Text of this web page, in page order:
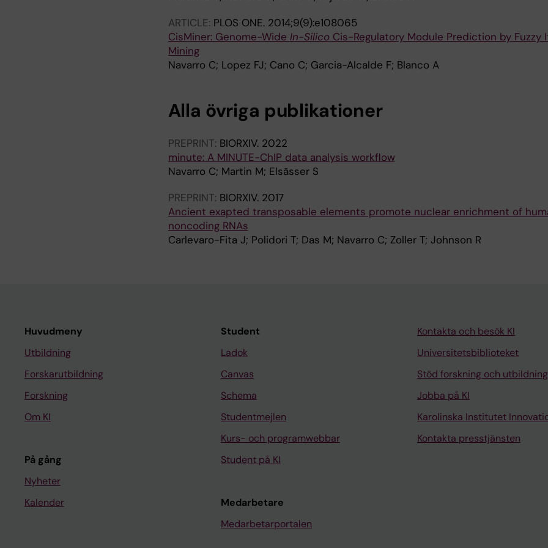
ARTICLE: PLOS ONE. 2014;9(9):e108065
CisMiner: Genome-Wide In-Silico Cis-Regulatory Module Prediction by Fuzzy
Mining
Navarro C; Lopez FJ; Cano C; Garcia-Alcalde F; Blanco A
Alla övriga publikationer
PREPRINT: BIORXIV. 2022
minute: A MINUTE-ChIP data analysis workflow
Navarro C; Martin M; Elsässer S
PREPRINT: BIORXIV. 2017
Ancient exapted transposable elements promote nuclear enrichment of
noncoding RNAs
Carlevaro-Fita J; Polidori T; Das M; Navarro C; Zoller T; Johnson R
Huvudmeny
Utbildning
Forskarutbildning
Forskning
Om KI
På gång
Nyheter
Kalender
Student
Ladok
Canvas
Schema
Studentmejlen
Kurs- och programwebbar
Student på KI
Medarbetare
Medarbetarportalen
Kontakta och besök KI
Universitetsbiblioteket
Stöd forskning och utbildning
Jobba på KI
Karolinska Institutet
Kontakta presstjänsten